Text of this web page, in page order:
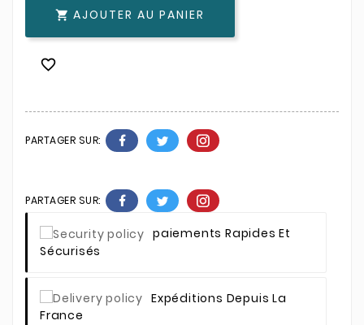
 AJOUTER AU PANIER

PARTAGER SUR:
PARTAGER SUR:
Paiements Rapides Et
Sécurisés
Expéditions Depuis La
France